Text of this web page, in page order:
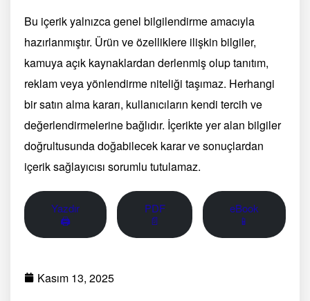
Bu içerik yalnızca genel bilgilendirme amacıyla
hazırlanmıştır. Ürün ve özelliklere ilişkin bilgiler,
kamuya açık kaynaklardan derlenmiş olup tanıtım,
reklam veya yönlendirme niteliği taşımaz. Herhangi
bir satın alma kararı, kullanıcıların kendi tercih ve
değerlendirmelerine bağlıdır. İçerikte yer alan bilgiler
doğrultusunda doğabilecek karar ve sonuçlardan
içerik sağlayıcısı sorumlu tutulamaz.
Yazdır
🖨
PDF
📄
eBook
📱
Kasım 13, 2025